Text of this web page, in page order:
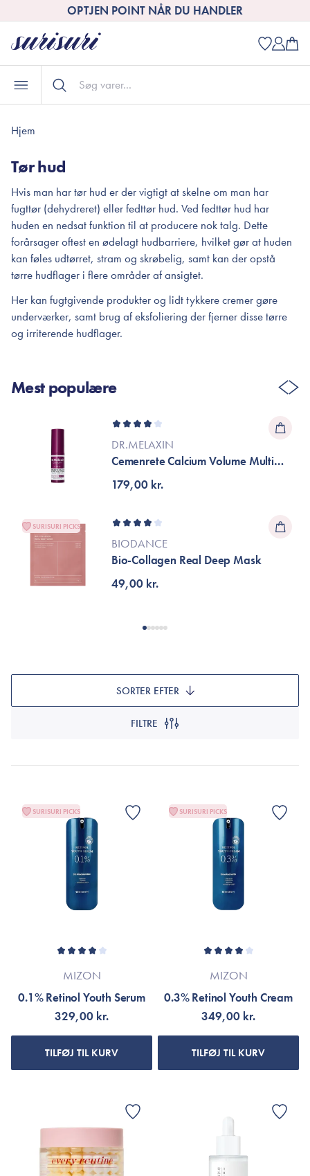
OPTJEN POINT NÅR DU HANDLER
Hjem
Tør hud
Hvis man har tør hud er der vigtigt at skelne om man har
fugttør (dehydreret) eller fedttør hud. Ved fedttør hud har
huden en nedsat funktion til at producere nok talg. Dette
forårsager oftest en ødelagt hudbarriere, hvilket gør at huden
kan føles udtørret, stram og skrøbelig, samt kan der opstå
tørre hudflager i flere områder af ansigtet.
Her kan fugtgivende produkter og lidt tykkere cremer gøre
underværker, samt brug af eksfoliering der fjerner disse tørre
og irriterende hudflager.
Mest populære
DR.MELAXIN
Cemenrete Calcium Volume Multi
Balm
179,00 kr.
SURISURI PICKS
BIODANCE
Bio-Collagen Real Deep Mask
49,00 kr.
FILTRE
SORTER EFTER
SURISURI PICKS
MIZON
0.1% Retinol Youth Serum
329,00 kr.
TILFØJ TIL KURV
SURISURI PICKS
MIZON
0.3% Retinol Youth Cream
349,00 kr.
TILFØJ TIL KURV